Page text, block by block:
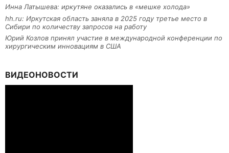
Инна Латышева: иркутяне оказались в «мешке холода»
hh.ru: Иркутская область заняла в 2025 году третье место в
Сибири по количеству запросов на работу
Юрий Козлов принял участие в международной конференции по
хирургическим инновациям в США
ВИДЕОНОВОСТИ